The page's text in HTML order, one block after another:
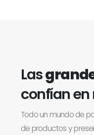
Las
confían en
Todo un mundo de
de productos y